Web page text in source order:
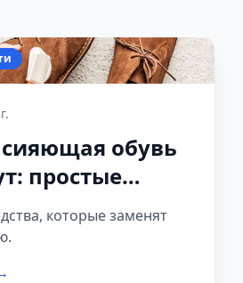
обувь
простые
которые вернут
и кедам
вид
которые заменят